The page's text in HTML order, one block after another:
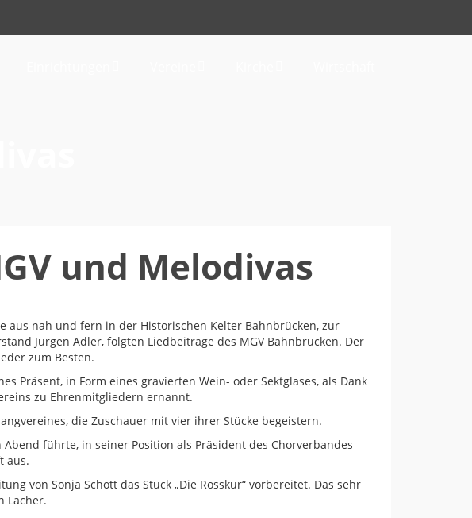
und Melodivas
aus nah und fern in der Historischen Kelter Bahnbrücken, zur
Jürgen Adler, folgten Liedbeiträge des MGV Bahnbrücken. Der
zum Besten.
Präsent, in Form eines gravierten Wein- oder Sektglases, als Dank
zu Ehrenmitgliedern ernannt.
die Zuschauer mit vier ihrer Stücke begeistern.
führte, in seiner Position als Präsident des Chorverbandes
aus.
von Sonja Schott das Stück „Die Rosskur“ vorbereitet. Das sehr
Lacher.